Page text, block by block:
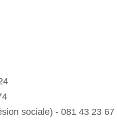
sociale) - 081 43 23 67